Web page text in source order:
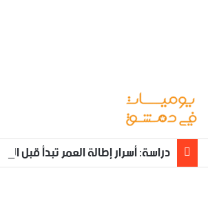
دراسة: أسرار إطالة العمر تبدأ قبل الولادة